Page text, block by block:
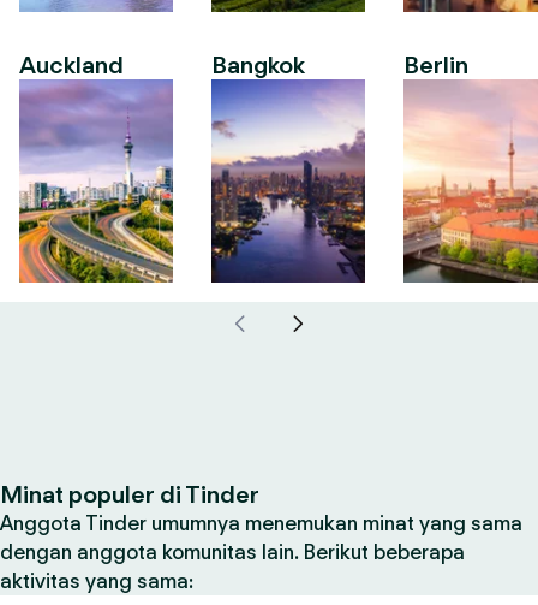
Auckland Bangkok Berlin
Minat populer di Tinder
Anggota Tinder umumnya menemukan minat yang sama
dengan anggota komunitas lain. Berikut beberapa
aktivitas yang sama: